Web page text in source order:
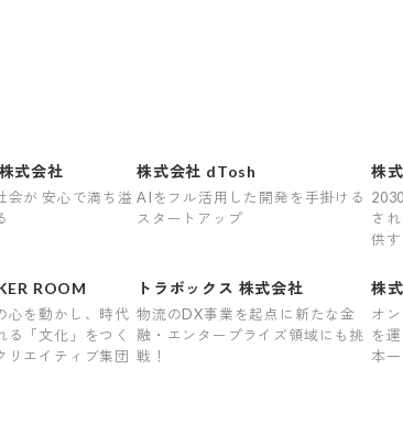
式会社
会が 安心で満ち溢
株式会社 dTosh
AIをフル活用した開発を手掛ける
スタートアップ
株
ル
さ
供す
ROOM
心を動かし、時代
る「文化」をつく
リエイティブ集団
トラボックス 株式会社
物流のDX事業を起点に新たな金
融・エンタープライズ領域にも挑
戦！
株
オ
を
本一